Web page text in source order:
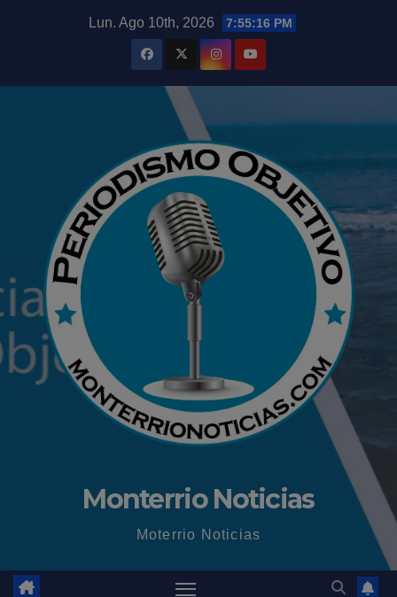
Lun. Ago 10th, 2026 7:55:17 PM
Monterrio Noticias
Moterrio Noticias
modal-check